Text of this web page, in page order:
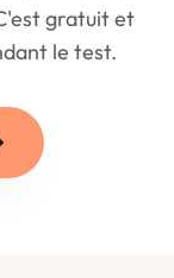
gratuit et
le test.